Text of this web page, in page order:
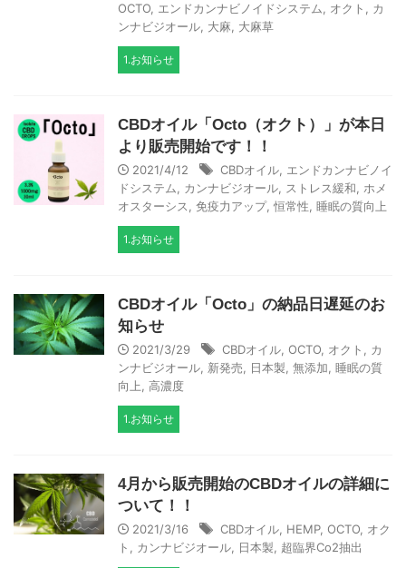
OCTO
エンドカンナビノイドシステム オクト
カ
ンナビジオール 大麻 大麻草
1.お知らせ
CBDオイル「Octo（オクト）」が本日
より販売開始です！！
2021/4/12 CBDオイル
エンドカンナビノイ
ドシステム
カンナビジオール ストレス緩和
ホメ
オスターシス
免疫力アップ, 恒常性 睡眠の質向上
1.お知らせ
CBDオイル「Octo」の納品日遅延のお
知らせ
2021/3/29 CBDオイル OCTO オクト
カ
ンナビジオール 新発売 日本製 無添加 睡眠の質
向上 高濃度
1.お知らせ
4月から販売開始のCBDオイルの詳細に
ついて！！
2021/3/16 CBDオイル HEMP, OCTO オク
ト
カンナビジオール 日本製 超臨界Co2抽出